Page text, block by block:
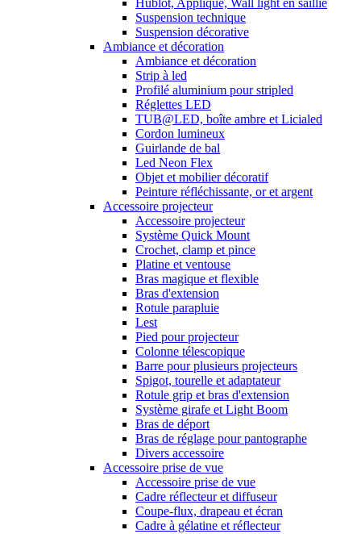
Hublot, Applique, Wall light en saillie
Suspension technique
Suspension décorative
Ambiance et décoration
Ambiance et décoration
Strip à led
Profilé aluminium pour stripled
Réglettes LED
TUB@LED, boîte ambre et Licialed
Cordon lumineux
Guirlande de bal
Led Neon Flex
Objet et mobilier décoratif
Peinture réfléchissante, or et argent
Accessoire projecteur
Accessoire projecteur
Système Quick Mount
Crochet, clamp et pince
Platine et ventouse
Bras magique et flexible
Bras d'extension
Rotule parapluie
Lest
Pied pour projecteur
Colonne télescopique
Barre pour plusieurs projecteurs
Spigot, tourelle et adaptateur
Rotule grip et bras d'extension
Système girafe et Light Boom
Bras de déport
Bras de réglage pour pantographe
Divers accessoire
Accessoire prise de vue
Accessoire prise de vue
Cadre réflecteur et diffuseur
Coupe-flux, drapeau et écran
Cadre à gélatine et réflecteur